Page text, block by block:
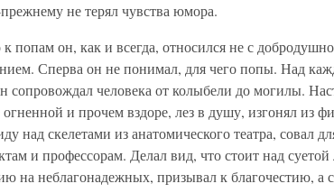
не терял чувства юмора.
к попам он, как и всегда, относился не с
Сперва он не понимал, для чего попы. Над
сопровождал человека от колыбели до могилы.
огненной и прочем вздоре, лез в душу, изгонял из
над скелетами из анатомического театра, совал
и профессорам. Делал вид, что стоит над
на неблагонадежных, призывал к благочестию,